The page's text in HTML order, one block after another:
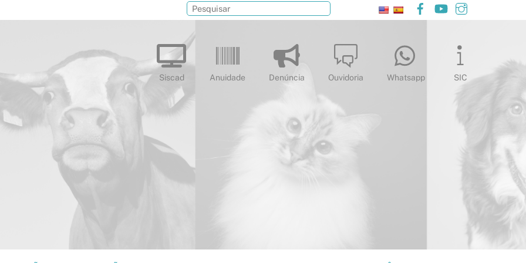
Facebook
YouTube
Siscad Anuidade Denúncia Ouvidoria Whatsapp SIC